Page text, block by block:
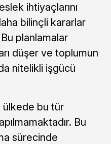
ihtiyaçlarını
bilinçli kararlar
planlamalar
düşer ve toplumun
nitelikli işgücü
bu tür
Bu
sürecinde